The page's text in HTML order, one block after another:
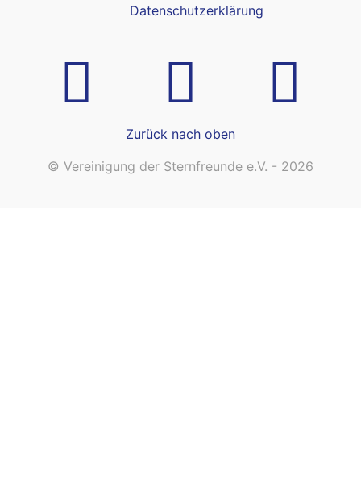
Datenschutzerklärung
Zurück nach oben
© Vereinigung der Sternfreunde e.V. - 2026